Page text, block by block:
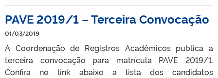
PAVE 2019/1 – Terceira Convocação
01/03/2019
A Coordenação de Registros Acadêmicos publica a
terceira convocação para matrícula PAVE 2019/1.
Confira no link abaixo a lista dos candidatos